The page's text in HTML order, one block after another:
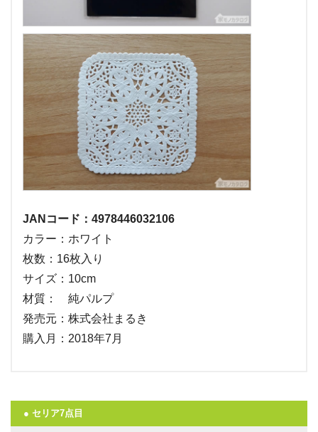
JANコード：4978446032106
カラー：ホワイト
枚数：16枚入り
サイズ：10cm
材質： 純パルプ
発売元：株式会社まるき
購入月：2018年7月
● セリア7点目